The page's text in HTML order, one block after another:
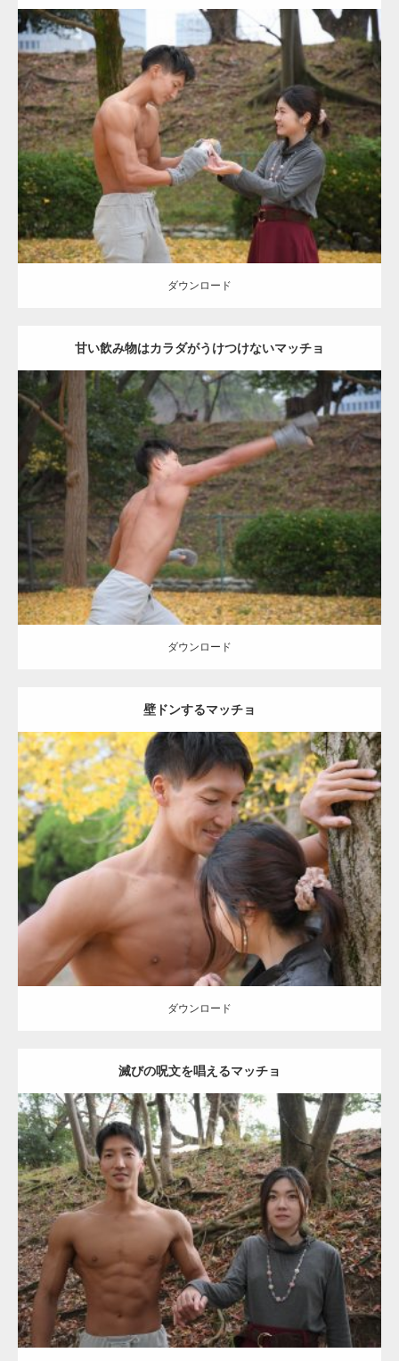
Update:2021.07.8
Category:公園のマッチョ その他 AKIHITO(細マッチョ) 上腕三頭筋
肩
ダウンロード
ダウンロード
甘い飲み物はカラダがうけつけないマッチョ
Update:2021.07.8
Category: 公園のマッチョ その他 AKIHITO(細マッチョ) 背中
ダウンロード
ダウンロード
壁ドンするマッチョ
Update: 2021.07.8
Category:公園のマッチョ その他 AKIHITO(細マッチョ) 大胸筋 肩 腹
筋
ダウンロード
滅びの呪文を唱えるマッチョ
Update:2021.07.8
Category:公園のマッチョ その他 AKIHITO(細マッチョ) 大胸筋 腹筋
ダウンロード
【YouTube】マッチョフリー素材メンバーが
ギネス世界記録…
【TV】TBS番組「ひるおび」にてマッスルプ
ラスが紹介されま…
TOKYO FMラジオ番組「ONE MORNING」
で紹介さ…
NHK「所さん！事件ですよ」に取材されまし
た（6/8放送）